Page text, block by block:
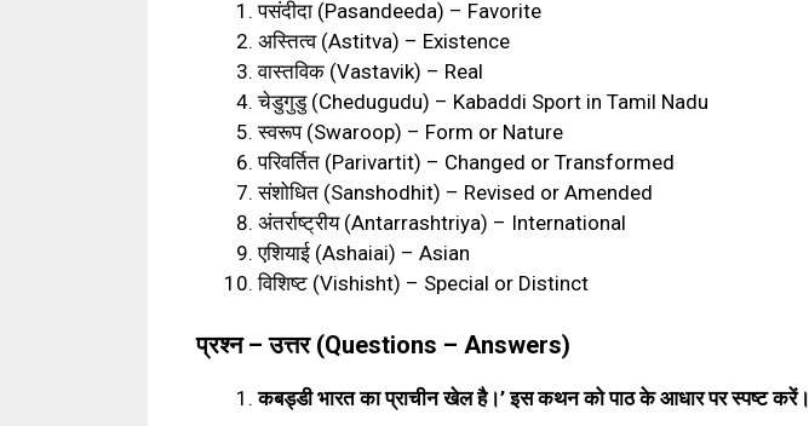
पसंदीदा (Pasandeeda) – Favorite
अस्तित्व(Astitva) – Existence
वास्तविक (Vastavik) – Real
चेडुगुडु(Chedugudu) – Kabaddi Sport in Tamil Nadu
स्वरूप(Swaroop) – Form or Nature
परिवर्तित (Parivartit) – Changed or Transformed
संशोधित (Sanshodhit) – Revised or Amended
अंतर्राष्ट्रीय(Antarrashtriya) – International
एशियाई (Ashaiai) – Asian
विशिष्ट (Vishisht) – Special or Distinct
प्रश्न – उत्तर (Questions – Answers)
कबड्डी भारत का प्राचीन खेल है।’ इस कथन को पाठ के आधार पर स्पष्ट करें।